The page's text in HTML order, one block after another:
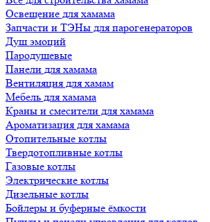
Освещение для хамама
Запчасти и ТЭНы для парогенераторов
Душ эмоций
Пародушевые
Панели для хамама
Вентиляция для хамам
Мебель для хамама
Краны и смесители для хамама
Ароматизация для хамама
Отопительные котлы
Твердотопливные котлы
Газовые котлы
Электрические котлы
Дизельные котлы
Бойлеры и буферные ёмкости